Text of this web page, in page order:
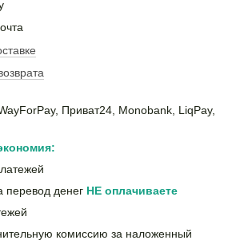
Приват24, Monobank, LiqPay,
перевод денег НЕ оплачиваете
комиссию за наложенный